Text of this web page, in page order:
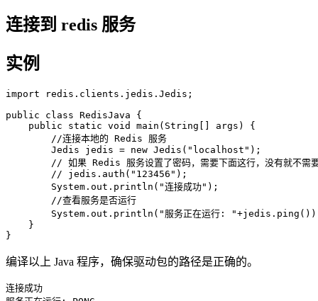
连接到 redis 服务
实例
import redis.clients.jedis.Jedis;
public class RedisJava {
    public static void main(String[] args) {
        //连接本地的 Redis 服务
        Jedis jedis = new Jedis("localhost");
// 如果 Redis 服务设置了密码，需要下面这行，没有就不需
        // jedis.auth("123456");
        System.out.println("连接成功");
        //查看服务是否运行
System.out.println("服务正在运行:
    }
编译以上 Java 程序，确保驱动包的路径是正确的。
连接成功